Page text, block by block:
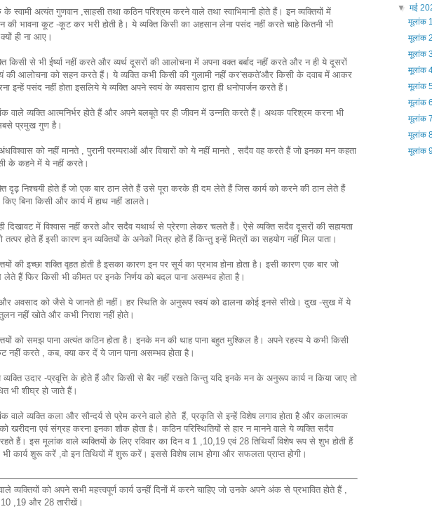
स्वामी अत्यंत गुणवान ,साहसी तथा कठिन परिश्रम करने वाले तथा स्वाभिमानी होते हैं। इन व्यक्तियों में
की भावना कूट -कूट कर भरी होती है। ये व्यक्ति किसी का अहसान लेना पसंद नहीं करते चाहे कितनी भी
क्यों ही ना आए।
किसी से भी ईर्ष्या नहीं करते और व्यर्थ दूसरों की आलोचना में अपना वक्त बर्बाद नहीं करते और न ही ये दूसरों
की आलोचना को सहन करते हैं। ये व्यक्ति कभी किसी की गुलामी नहीं कर'सकते'और किसी के दवाब में आकर
इन्हें पसंद नहीं होता इसलिये ये व्यक्ति अपने स्वयं के व्यवसाय द्वारा ही धनोपार्जन करते हैं।
वाले व्यक्ति आत्मनिर्भर होते हैं और अपने बलबूते पर ही जीवन में उन्नति करते हैं। अथक परिश्रम करना भी
प्रमुख गुण है।
को नहीं मानते , पुरानी परम्पराओं और विचारों को ये नहीं मानते , सदैव वह करते हैं जो इनका मन कहता
के कहने में ये नहीं करते।
दृढ़ निश्चयी होते हैं जो एक बार ठान लेते हैं उसे पूरा करके ही दम लेते हैं जिस कार्य को करने की ठान लेते हैं
बिना किसी और कार्य में हाथ नहीं डालते।
ही दिखावट में विश्वास नहीं करते और सदैव यथार्थ से प्रेरणा लेकर चलते हैं। ऐसे व्यक्ति सदैव दूसरों की सहायता
होते हैं इसी कारण इन व्यक्तियों के अनेकों मित्र होते हैं किन्तु इन्हें मित्रों का सहयोग नहीं मिल पाता।
की इच्छा शक्ति वृहत होती है इसका कारण इन पर सूर्य का प्रभाव होना होता है। इसी कारण एक बार जो
लेते हैं फिर किसी भी कीमत पर इनके निर्णय को बदल पाना असम्भव होता है।
और अवसाद को जैसे ये जानते ही नहीं। हर स्थिति के अनुरूप स्वयं को ढालना कोई इनसे सीखे। दुख -सुख में ये
नहीं खोते और कभी निराश नहीं होते।
को समझ पाना अत्यंत कठिन होता है। इनके मन की थाह पाना बहुत मुश्किल है। अपने रहस्य ये कभी किसी
नहीं करते , कब, क्या कर दें ये जान पाना असम्भव होता है।
व्यक्ति उदार -प्रवृत्ति के होते हैं और किसी से बैर नहीं रखते किन्तु यदि इनके मन के अनुरूप कार्य न किया जाए तो
भी शीघ्र हो जाते हैं।
वाले व्यक्ति कला और सौन्दर्य से प्रेम करने वाले होते हैं, प्रकृति से इन्हें विशेष लगाव होता है और कलात्मक
खरीदना एवं संग्रह करना इनका शौक होता है। कठिन परिस्थितियों से हार न मानने वाले ये व्यक्ति सदैव
हैं। इस मूलांक वाले व्यक्तियों के लिए रविवार का दिन व 1 ,10,19 एवं 28 तिथियाँ विशेष रूप से शुभ होती हैं
भी कार्य शुरू करें ,वो इन तिथियों में शुरू करें। इससे विशेष लाभ होगा और सफलता प्राप्त होगी।
व्यक्तियों को अपने सभी महत्त्वपूर्ण कार्य उन्हीं दिनों में करने चाहिए जो उनके अपने अंक से प्रभावित होते हैं ,
,19 और 28 तारीखें।
▼मई
मूलांक 1
मूलांक 2
मूलांक 3
मूलांक
मूलांक
मूलांक 6
मूलांक 7
मूलांक
मूलांक 9